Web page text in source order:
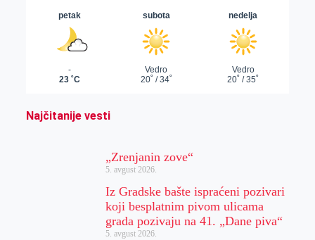
Najčitanije vesti
„Zrenjanin zove“
5. avgust 2026.
Iz Gradske bašte ispraćeni pozivari
koji besplatnim pivom ulicama
grada pozivaju na 41. „Dane piva“
5. avgust 2026.